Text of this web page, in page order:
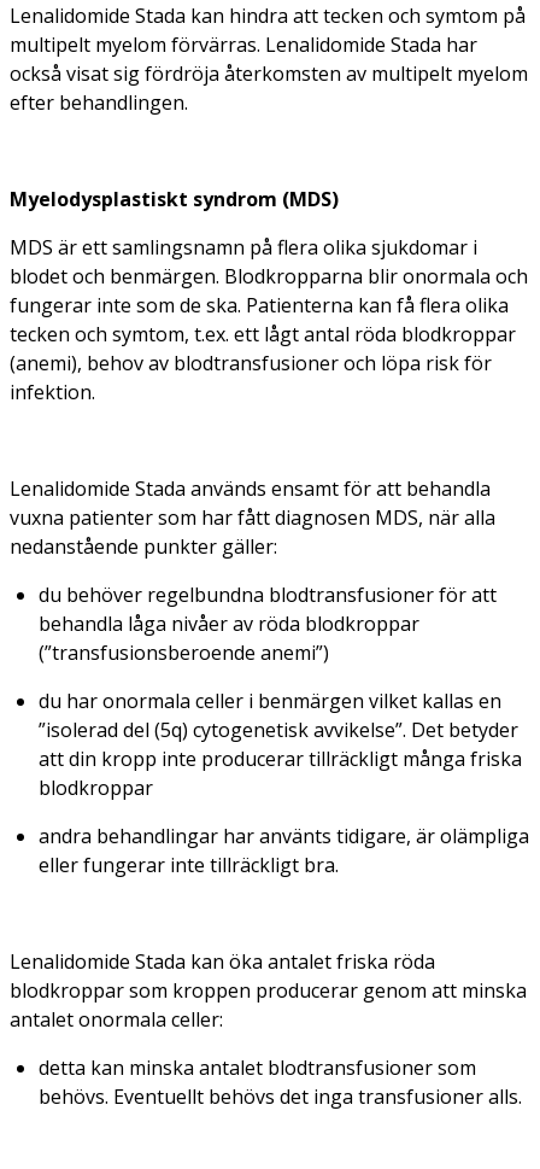
Lenalidomide Stada kan hindra att tecken och symtom på
multipelt myelom förvärras. Lenalidomide Stada har
också visat sig fördröja återkomsten av multipelt myelom
efter behandlingen.
Myelodysplastiskt syndrom (MDS)
MDS är ett samlingsnamn på flera olika sjukdomar i
blodet och benmärgen. Blodkropparna blir onormala och
fungerar inte som de ska. Patienterna kan få flera olika
tecken och symtom, t.ex. ett lågt antal röda blodkroppar
(anemi), behov av blodtransfusioner och löpa risk för
infektion.
Lenalidomide Stada används ensamt för att behandla
vuxna patienter som har fått diagnosen MDS, när alla
nedanstående punkter gäller:
du behöver regelbundna blodtransfusioner för att
behandla låga nivåer av röda blodkroppar
(”transfusionsberoende anemi”)
du har onormala celler i benmärgen vilket kallas en
”isolerad del (5q) cytogenetisk avvikelse”. Det betyder
att din kropp inte producerar tillräckligt många friska
blodkroppar
andra behandlingar har använts tidigare, är olämpliga
eller fungerar inte tillräckligt bra.
Lenalidomide Stada kan öka antalet friska röda
blodkroppar som kroppen producerar genom att minska
antalet onormala celler:
detta kan minska antalet blodtransfusioner som
behövs. Eventuellt behövs det inga transfusioner alls.